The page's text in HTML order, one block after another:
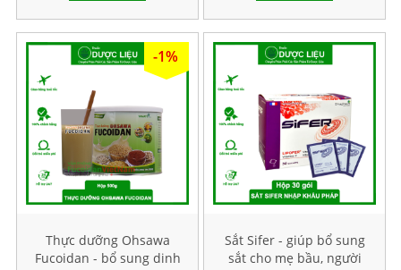
-1%
Thực dưỡng Ohsawa
Fucoidan - bổ sung dinh
Sắt Sifer - giúp bổ sung
sắt cho mẹ bầu, người